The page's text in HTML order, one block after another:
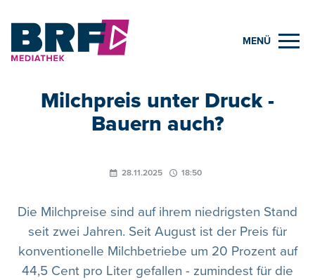
MENÜ
Milchpreis unter Druck -
Bauern auch?
28.11.2025 18:50
Die Milchpreise sind auf ihrem niedrigsten Stand
seit zwei Jahren. Seit August ist der Preis für
konventionelle Milchbetriebe um 20 Prozent auf
44,5 Cent pro Liter gefallen - zumindest für die